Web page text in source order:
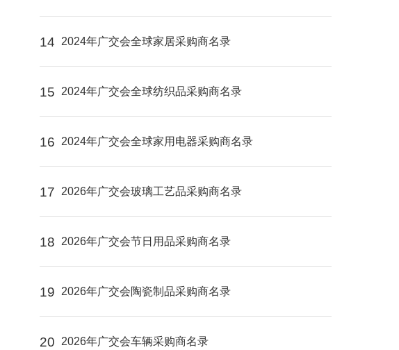
14 2024年广交会全球家居采购商名录
15 2024年广交会全球纺织品采购商名录
16 2024年广交会全球家用电器采购商名录
17 2026年广交会玻璃工艺品采购商名录
18 2026年广交会节日用品采购商名录
19 2026年广交会陶瓷制品采购商名录
20 2026年广交会车辆采购商名录